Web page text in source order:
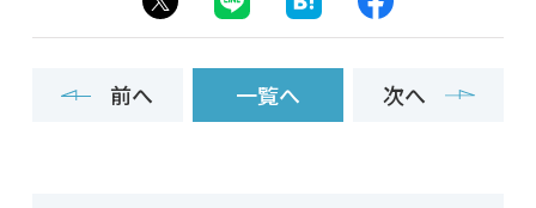
前へ 一覧へ 次へ